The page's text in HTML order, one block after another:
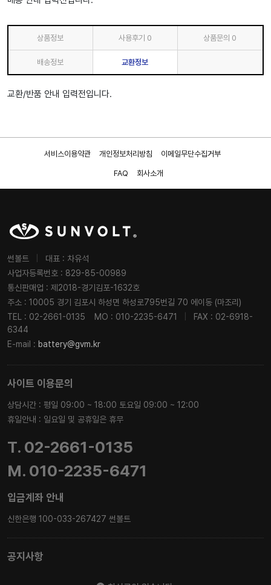
상품정보 사용후기 0 상품문의 0
배송정보 교환정보
교환/반품 안내 입력전입니다.
서비스이용약관 개인정보처리방침 이메일무단수집거부
FAQ 회사소개
썬볼트
대표 : 차유석
사업자등록번호 : 829-85-00989
통신판매업 : 제2018-경기김포-1632호
주소 : 10005 경기 김포시 하성면 하성로795번길 70 에이동 (마조리)
TEL : 02-2661-0135
MO : 010-2235-6471
FAX : 02-6918-
6344
E-mail : battery@gvm.kr
사이트 이용문의
상담시간 : 평일 09:00 ~ 18:00 토요일 09:00 ~ 12:00
휴일안내 : 일요일 및 공휴일은 휴무
T. 02-2661-0135
M. 010-2235-6471
입금계좌 안내
신한은행 100-033-267427 썬볼트
공지사항